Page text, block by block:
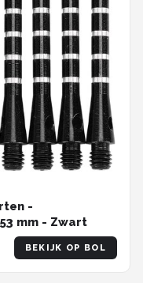
-
mm - Zwart
BEKIJK OP BOL